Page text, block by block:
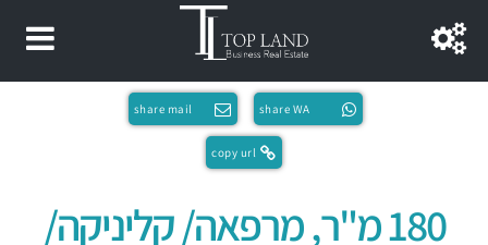
share WA
share mail
copy url
180 מ"ר, מרפאה/ קליניקה/